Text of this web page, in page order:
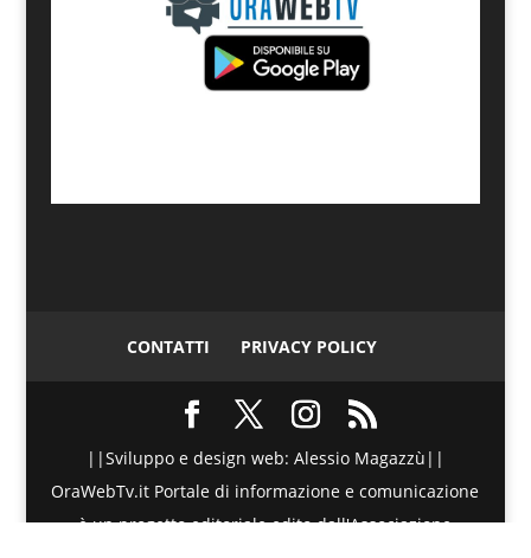
CONTATTI PRIVACY POLICY
||Sviluppo e design web: Alessio Magazzù||
OraWebTv.it Portale di informazione e comunicazione
è un progetto editoriale edito dall'Associazione